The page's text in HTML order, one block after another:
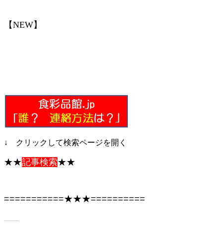
【NEW】
↓ クリックして検索ページを開く
★★記事検索★★
===========★★★==========